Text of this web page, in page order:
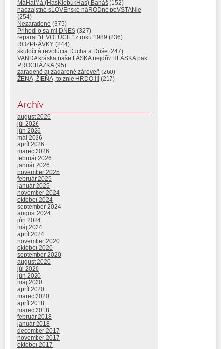
MáHatMá (HasKlobúkHas) Banáš (152)
naozajstné sLOVEnské náRODné poVSTANie
(254)
Nezaradené (375)
Prihodilo sa mi DNES (327)
reparát "rEVOLÚCIE" z roku 1989 (236)
ROZPRÁVKY (244)
skutočná revolúcia Ducha a Duše (247)
VANDA kráska naše LÁSKA nejdřív HLÁSKA pak
PROCHÁZKA(95)
zaradené aj zadarené zároveň (260)
ŽENA, ŽIEŇA, to znie HRDO !!! (217)
Archív
august 2026
júl 2026
jún 2026
máj 2026
apríl 2026
marec 2026
február 2026
január 2026
november 2025
február 2025
január 2025
november 2024
október 2024
september 2024
august 2024
jún 2024
máj 2024
apríl 2024
november 2020
október 2020
september 2020
august 2020
júl 2020
jún 2020
máj 2020
apríl 2020
marec 2020
apríl 2018
marec 2018
február 2018
január 2018
december 2017
november 2017
október 2017